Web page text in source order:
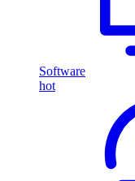
Software
hot